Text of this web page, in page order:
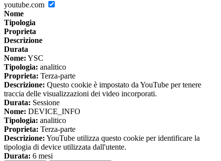
youtube.com
Nome
Tipologia
Proprieta
Descrizione
Durata
Nome: YSC
Tipologia: analitico
Proprieta: Terza-parte
Descrizione: Questo cookie è impostato da YouTube per tenere
traccia delle visualizzazioni dei video incorporati.
Durata: Sessione
Nome: DEVICE_INFO
Tipologia: analitico
Proprieta: Terza-parte
Descrizione: YouTube utilizza questo cookie per identificare la
tipologia di device utilizzata dall'utente.
Durata: 6 mesi